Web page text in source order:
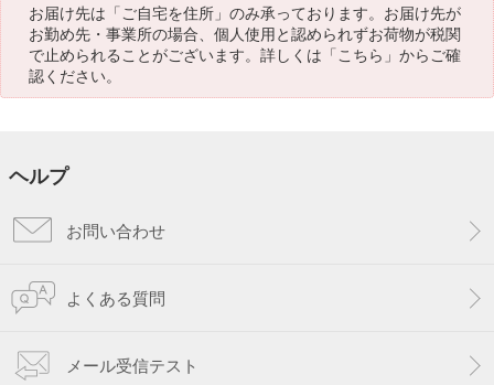
お届け先は「ご自宅を住所」のみ承っております。お届け先が
お勤め先・事業所の場合、個人使用と認められずお荷物が税関
で止められることがございます。詳しくは「こちら 」からご確
認ください。
ヘルプ
お問い合わせ
よくある質問
メール受信テスト